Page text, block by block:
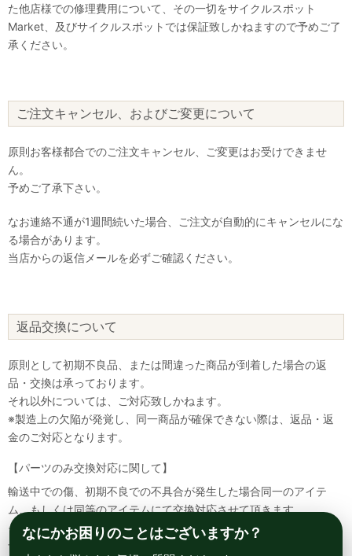
た他店様での修理費用について、その一切をサイクルスポット
Market、及びサイクルスポットでは保証致しかねますので予めご了
承ください。
ご注文キャンセル、およびご変更について
原則お客様都合でのご注文キャンセル、ご変更はお受けできませ
ん。
予めご了承下さい。
なお連絡不通が1週間続いた場合、ご注文が自動的にキャンセルにな
る場合があります。
当店からの返信メールを必ずご確認ください。
返品交換について
原則として初期不良品、または間違った商品が到着した場合の返
品・交換は承っております。
それ以外については、ご対応致しかねます。
※製造上の欠陥が発覚し、同一商品が確保できない際は、返品・返
金のご対応となります。
【パーツのみ交換対応に関して】
輸送中での傷、初期不良での不具合が発生した場合同一のアイテ
ム、もしくは同等のアイテムにて交換対応させて頂きます。
その場合該当部品を着払いにて返送して頂く必要が御座いますので
予めご了承ください。
なにかお困りのことはございますか？